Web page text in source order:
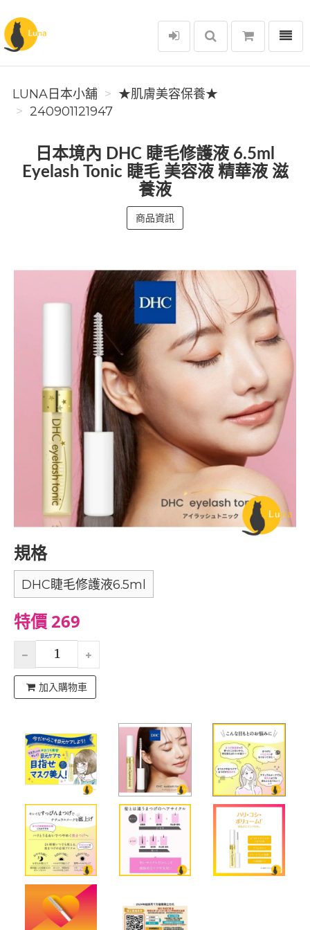
Luna日本小舖
選單
LUNA日本小舖
★肌膚美容保養★
240901121947
日本境內 DHC 睫毛修護液 6.5ml
Eyelash Tonic 睫毛 美容液 精華液 滋
養液
商品資訊
規格
DHC睫毛修護液6.5ml
特價 269
加入購物車